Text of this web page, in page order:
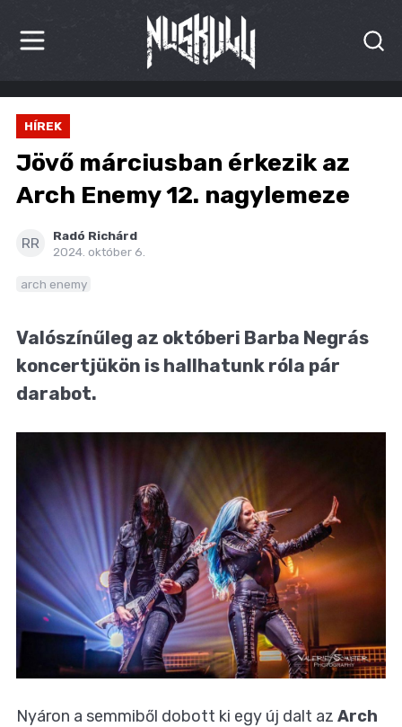
HÍREK
KRITIKÁK
BESZÁMOLÓK
MÁSVILÁG
BLOG
HÍREK
Jövő márciusban érkezik az
Arch Enemy 12. nagylemeze
RR
Radó Richárd
2024. október 6.
arch enemy
Valószínűleg az októberi Barba Negrás
koncertjükön is hallhatunk róla pár
darabot.
Nyáron a semmiből dobott ki egy új dalt az Arch